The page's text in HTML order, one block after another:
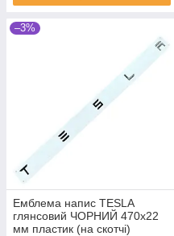
–3%
Емблема напис TESLA
глянсовий ЧОРНИЙ 470х22
мм пластик (на скотчі)